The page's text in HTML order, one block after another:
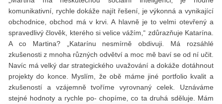
komunikativní, rychle dokáže najít řešení, je výkonná a vynikající
obchodnice, obchod má v krvi. A hlavně je to velmi otevřený a
spravedlivý člověk, kterého si velice vážím,“ zdůrazňuje Katarína.
A co Martina? „Katarínu nesmírně obdivuji. Má rozsáhlé
zkušenosti z mnoha různých odvětví a moc mě baví se od ní učit.
Navíc má velký dar strategického uvažování a dokáže dotáhnout
projekty do konce. Myslím, že obě máme jiné portfolio kvalit a
zkušeností a vzájemně tvoříme vyrovnaný celek. Uznáváme
stejné hodnoty a rychle po- chopíme, co ta druhá sděluje. Mám